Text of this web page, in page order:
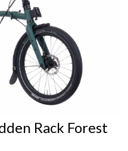
Rack Forest